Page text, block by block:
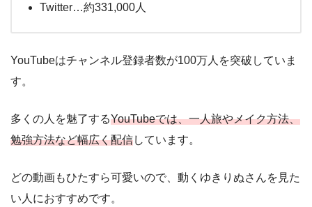
Twitter…約331,000人
YouTubeはチャンネル登録者数が100万人を突破していま
す。
多くの人を魅了するYouTubeでは、一人旅やメイク方法、
勉強方法など幅広く配信しています。
どの動画もひたすら可愛いので、動くゆきりぬさんを見た
い人におすすめです。